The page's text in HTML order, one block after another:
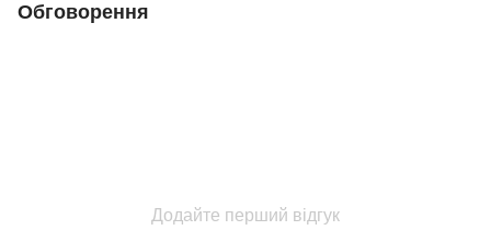
Обговорення
Додайте перший відгук